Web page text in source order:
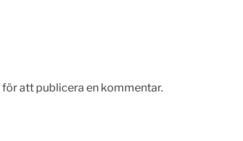
för att publicera en kommentar.